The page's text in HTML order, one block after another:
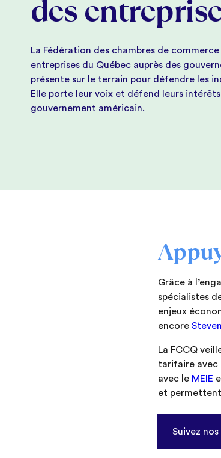
des
La Fédération des chambres de
entreprises du Québec auprès des
présente sur le terrain pour défendre les
Elle porte leur voix et défend leurs
gouvernement américain.
Grâce à
spécialistes
enjeux
encore
La FCCQ
tarifaire avec
avec le MEIE
et permettent
Suivez